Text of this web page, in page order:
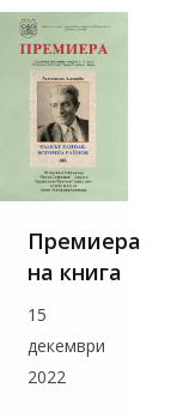
Премиера
на книга
15
декември
2022